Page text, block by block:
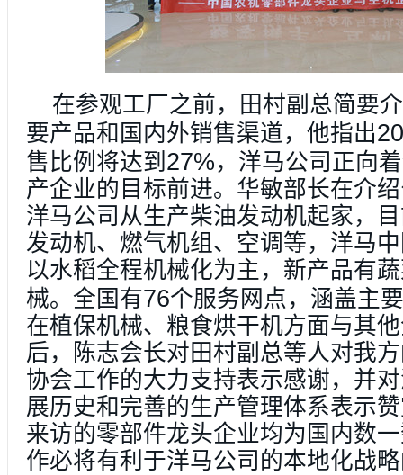
在参观工厂之前，田村副总简要
要产品和国内外销售渠道，他指出
售比例将达到 27%，洋马公司正向
产企业的目标前进。华敏部长在介
洋马公司从生产柴油发动机起家，
发动机、燃气机组、空调等，洋马
以水稻全程机械化为主，新产品有
械。全国有76个服务网点，涵盖主
在植保机械、粮食烘干机方面与其
后，
陈志会长对田村副总等人对我
协会工作的大力支持表示感谢，并
展历史和完善的生产管理体系表示
来访的零部件龙头企业均为国内数
作必将有利于洋马公司的本地化战